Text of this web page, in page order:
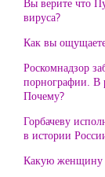
вируса?
Как вы
Роскомнадзор
порнографии. В
Почему?
Горбачеву
в истории
Какую женщину